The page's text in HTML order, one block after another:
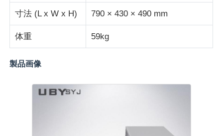
生地試験機
硬度のテスター
寸法 (L x W x H) 790 × 430 × 490 mm
体重 59kg
製品画像